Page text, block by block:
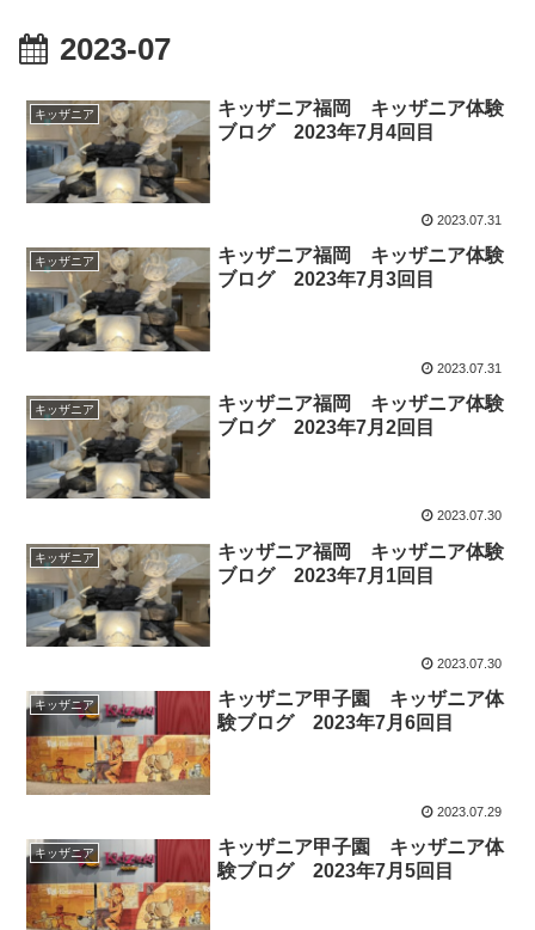
2023-07
キッザニア
キッザニア福岡 キッザニア体験
ブログ 2023年7月4回目
2023.07.31
キッザニア
キッザニア福岡 キッザニア体験
ブログ 2023年7月3回目
2023.07.31
キッザニア
キッザニア福岡 キッザニア体験
ブログ 2023年7月2回目
2023.07.30
キッザニア
キッザニア福岡 キッザニア体験
ブログ 2023年7月1回目
2023.07.30
キッザニア
キッザニア甲子園 キッザニア体
験ブログ 2023年7月6回目
2023.07.29
キッザニア
キッザニア甲子園 キッザニア体
験ブログ 2023年7月5回目